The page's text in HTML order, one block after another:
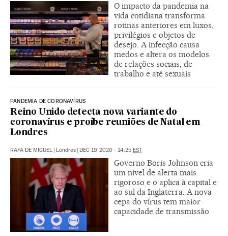
O impacto da pandemia na
vida cotidiana transforma
rotinas anteriores em luxos,
privilégios e objetos de
desejo. A infecção causa
medos e altera os modelos
de relações sociais, de
trabalho e até sexuais
PANDEMIA DE CORONAVÍRUS
Reino Unido detecta nova variante do
coronavírus e proíbe reuniões de Natal em
Londres
RAFA DE MIGUEL | Londres | DEC 19, 2020 - 14:25 EST
Governo Boris Johnson cria
um nível de alerta mais
rigoroso e o aplica à capital e
ao sul da Inglaterra. A nova
cepa do vírus tem maior
capacidade de transmissão